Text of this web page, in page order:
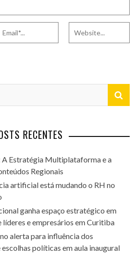
RECENTES
A Estratégia Multiplataforma e a
Regionais
artificial está mudando o RH no
ganha espaço estratégico em
líderes e empresários em Curitiba
alerta para influência dos
políticas em aula inaugural